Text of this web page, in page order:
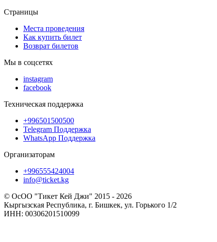
Страницы
Места проведения
Как купить билет
Возврат билетов
Мы в соцсетях
instagram
facebook
Техническая поддержка
+996501500500
Telegram Поддержка
WhatsApp Поддержка
Организаторам
+996555424004
info@ticket.kg
© ОсОО "Тикет Кей Джи" 2015 - 2026
Кыргызская Республика, г. Бишкек, ул. Горького 1/2
ИНН: 00306201510099